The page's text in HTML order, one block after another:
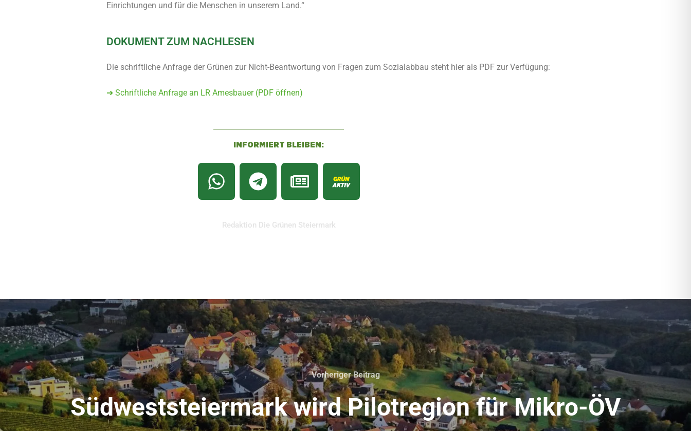
Einrichtungen und für die Menschen in unserem Land.“
DOKUMENT ZUM NACHLESEN
Die schriftliche Anfrage der Grünen zur Nicht-Beantwortung von Fragen zum Sozialabbau steht hier als PDF zur Verfügung:
➔ Schriftliche Anfrage an LR Amesbauer (PDF öffnen)
INFORMIERT BLEIBEN:
Redaktion Die Grünen Steiermark
Vorheriger Beitrag
Südweststeiermark wird Pilotregion für Mikro-ÖV